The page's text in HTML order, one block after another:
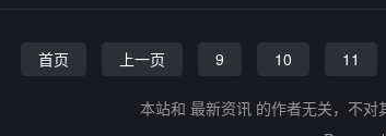
首页 上一页 9 10 11
本站和 最新资讯 的作者无关，不对